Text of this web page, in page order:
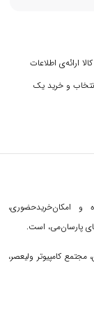
از سیستم
ارائه‌ی اطلاعات
و خرید یک
و امکان‌خریدحضوری،
پارسان‌می، است.
مجتمع کامپیوتر ولیعصر،